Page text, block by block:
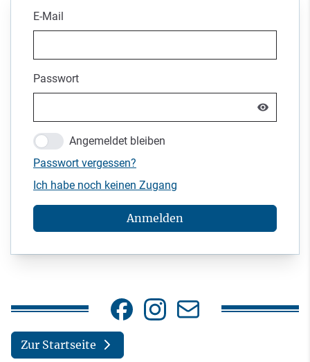
E-Mail
Passwort
Angemeldet bleiben
Passwort vergessen?
Ich habe noch keinen Zugang
Anmelden
Zur Startseite